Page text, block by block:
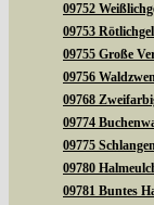
09752
09753
09755 Große
09756
09768
09774
09775
09780
09781 Buntes